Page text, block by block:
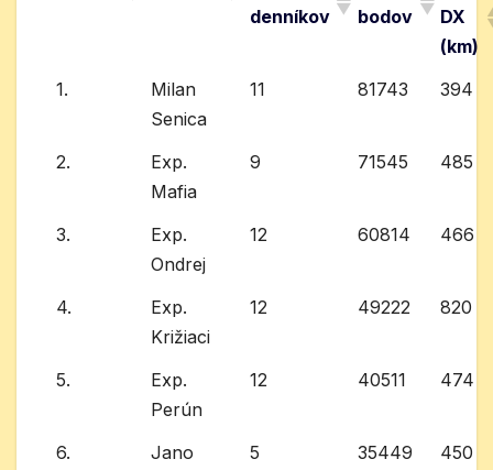
denníkov
bodov
DX
(km)
1.
Milan
Senica
11 81743 394
2.
Exp.
Mafia
9 71545 485
3.
Exp.
Ondrej
12 60814 466
4.
Exp.
Križiaci
12 49222 820
5.
Exp.
Perún
12 40511 474
6.
Jano
5 35449 450